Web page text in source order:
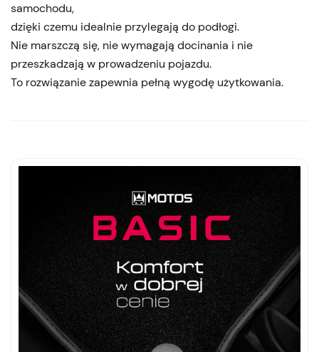
samochodu,
dzięki czemu idealnie przylegają do podłogi.
Nie marszczą się, nie wymagają docinania i nie
przeszkadzają w prowadzeniu pojazdu.
To rozwiązanie zapewnia pełną wygodę użytkowania.